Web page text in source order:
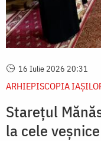
16 Iulie 2026 20:31
ARHIEPISCOPIA
Starețul
la cele veșnice